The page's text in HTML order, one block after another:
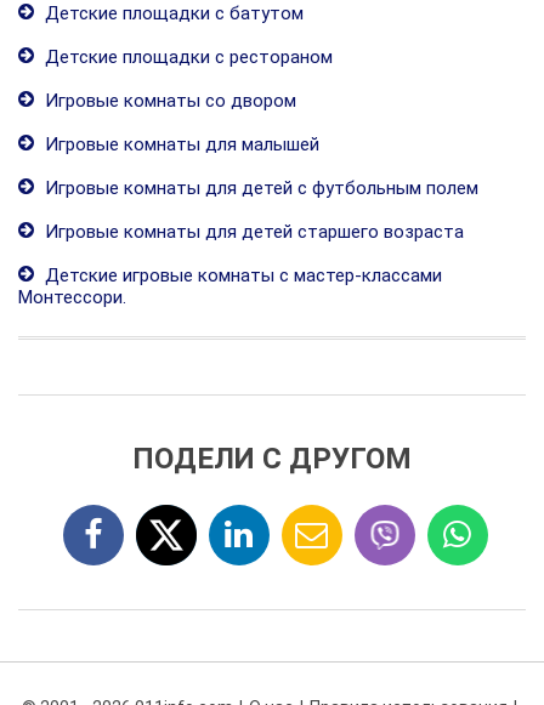
Детские площадки с батутом
Детские площадки с рестораном
Игровые комнаты со двором
Игровые комнаты для малышей
Игровые комнаты для детей с футбольным полем
Игровые комнаты для детей старшего возраста
Детские игровые комнаты с мастер-классами
Монтессори.
ПОДЕЛИ С ДРУГОМ